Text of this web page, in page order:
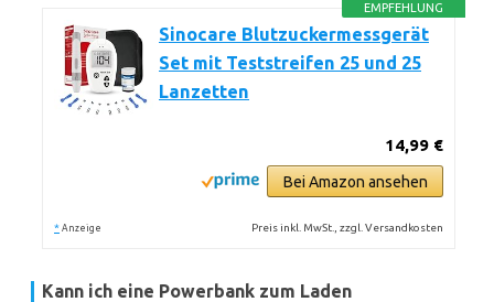
EMPFEHLUNG
Sinocare Blutzuckermessgerät
Set mit Teststreifen 25 und 25
Lanzetten
14,99 €
Bei Amazon ansehen
* Anzeige Preis inkl. MwSt., zzgl. Versandkosten
Kann ich eine Powerbank zum Laden